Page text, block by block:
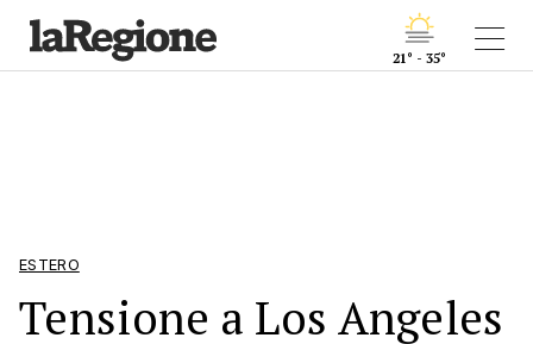
21° - 35°
ESTERO
Tensione a Los Angeles